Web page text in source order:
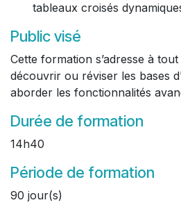
tableaux croisés
Public visé
Cette formation s’adresse à
découvrir ou réviser les bases
aborder les fonctionnalités
Durée de formation
14h40
Période de formation
90 jour(s)